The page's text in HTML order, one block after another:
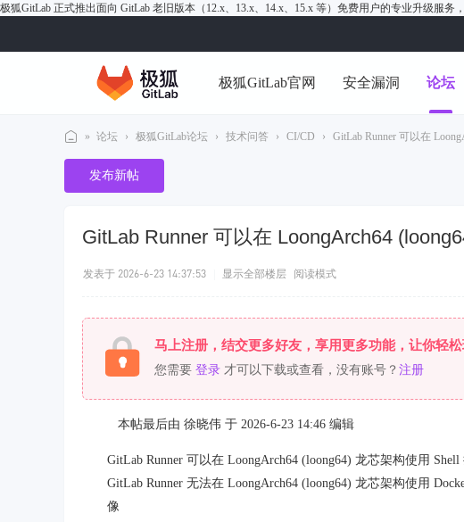
极狐GitLab 正式推出面向 GitLab 老旧版本（12.x、13.x、14.x、15.x 等）免费用户的专业升级服务，
极狐GitLab官网 安全漏洞 论坛
极
狐
» 论坛 › 极狐GitLab论坛 › 技术问答 › CI/CD › GitLab Runner 可以在
发布新帖
GitLab Runner 可以在 LoongArch64
发表于 2026-6-23 14:37:53 显示全部楼层 阅读模式
马上注册，结交更多好友，享用更多功能，让你轻松
您需要 登录 才可以下载或查看，没有账号？ 注册
本帖最后由 徐晓伟 于 2026-6-23 14:46 编辑
GitLab Runner 可以在 LoongArch64 (loong64) 龙芯架构使用 Shell
GitLab Runner 无法在 LoongArch64 (loong64) 龙芯架构使用
像